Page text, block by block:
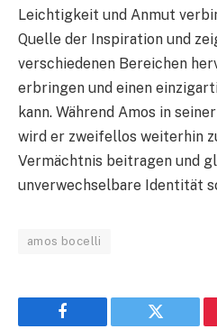
Leichtigkeit und Anmut
Quelle der Inspiration und
verschiedenen Bereichen
erbringen und einen
kann. Während Amos in
wird er zweifellos weiterhin
Vermächtnis beitragen und
unverwechselbare Identität
amos bocelli
Facebook Twitter